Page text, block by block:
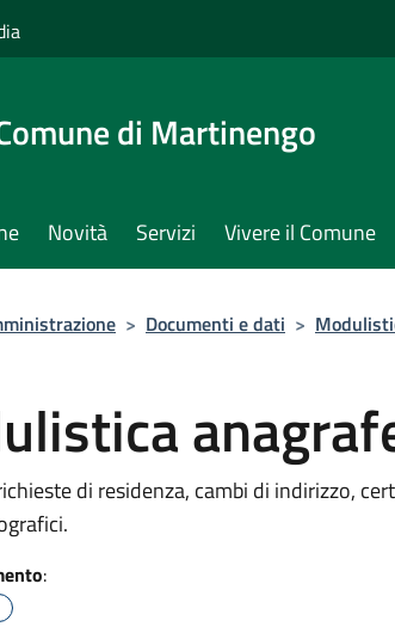
di Martinengo
Novità Servizi Vivere il Comune
> Documenti e dati >
di residenza, cambi di indirizzo,
: